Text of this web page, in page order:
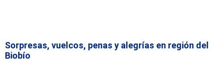
Sorpresas, vuelcos, penas y alegrías en región del
Biobío